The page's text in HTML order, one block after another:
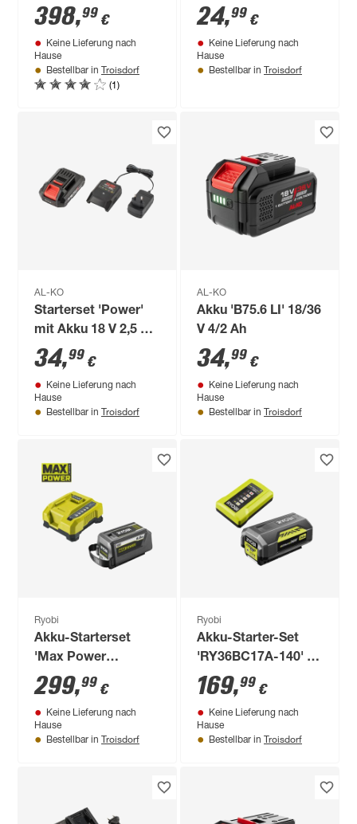
Energy 36 V 12,0 Ah
398,99 €
Keine Lieferung nach
Hause
Bestellbar in Troisdorf
(1)
24,99 €
Keine Lieferung nach
Hause
Bestellbar in Troisdorf
AL-KO
Starterset 'Power'
mit Akku 18 V 2,5 Ah
und Ladegerät 1A
34,99 €
Keine Lieferung nach
Hause
Bestellbar in Troisdorf
AL-KO
Akku 'B75.6 LI' 18/36
V 4/2 Ah
34,99 €
Keine Lieferung nach
Hause
Bestellbar in Troisdorf
Ryobi
Akku-Starterset
'Max Power
RY36BK60B-160' 36
V inklusive 1 x 36 V
6,0 Ah High Energy
Lithium+ Akku und
299,99 €
Keine Lieferung nach
Hause
Bestellbar in Troisdorf
Ryobi
Akku-Starter-Set
'RY36BC17A-140' 36
V 4,0 Ah mit Akku
und Ladegerät
169,99 €
Keine Lieferung nach
Hause
Bestellbar in Troisdorf